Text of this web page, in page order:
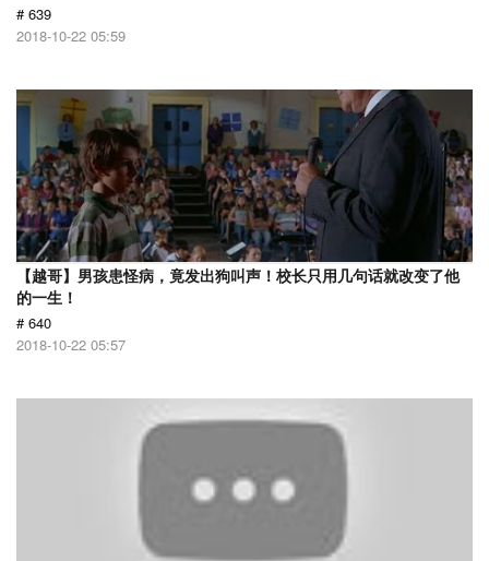
# 639
2018-10-22 05:59
【越哥】男孩患怪病，竟发出狗叫声！校长只用几句话就改变了他
的一生！
# 640
2018-10-22 05:57